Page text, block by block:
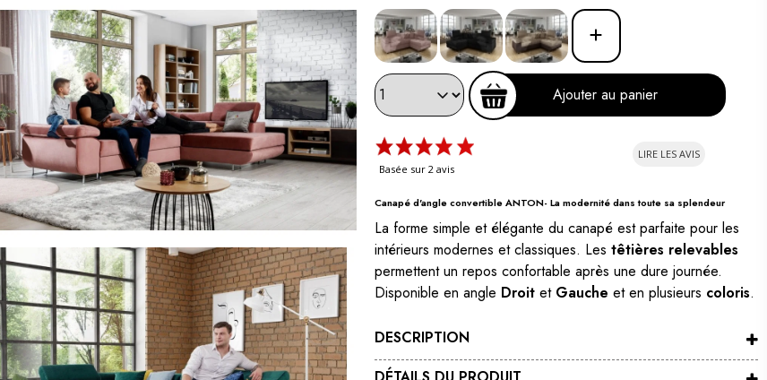
Ajouter au panier
Basée sur 2 avis
LIRE LES AVIS
Canapé d'angle convertible ANTON- La modernité dans toute sa splendeur
La forme simple et élégante du canapé est parfaite pour les
intérieurs modernes et classiques. Les têtières relevables
permettent un repos confortable après une dure journée.
Disponible en angle Droit et Gauche et en plusieurs coloris.
DESCRIPTION